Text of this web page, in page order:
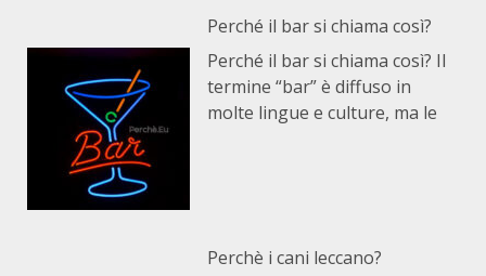
Perché il bar si chiama così?
Perché il bar si chiama così? Il
termine “bar” è diffuso in
molte lingue e culture, ma le
Perchè i cani leccano?